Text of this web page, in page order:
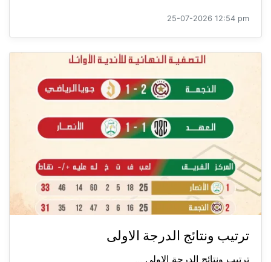
25-07-2026 12:54 pm
ترتيب ونتائج الدرجة الاولى
ترتيب ونتائج الدرجة الاولى ...